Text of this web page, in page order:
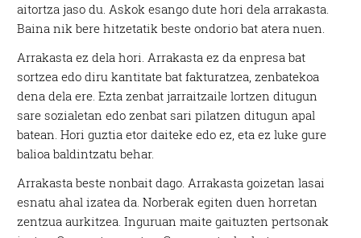
aitortza jaso du. Askok esango dute hori dela arrakasta.
Baina nik bere hitzetatik beste ondorio bat atera nuen.
Arrakasta ez dela hori. Arrakasta ez da enpresa bat
sortzea edo diru kantitate bat fakturatzea, zenbatekoa
dena dela ere. Ezta zenbat jarraitzaile lortzen ditugun
sare sozialetan edo zenbat sari pilatzen ditugun apal
batean. Hori guztia etor daiteke edo ez, eta ez luke gure
balioa baldintzatu behar.
Arrakasta beste nonbait dago. Arrakasta goizetan lasai
esnatu ahal izatea da. Norberak egiten duen horretan
zentzua aurkitzea. Inguruan maite gaituzten pertsonak